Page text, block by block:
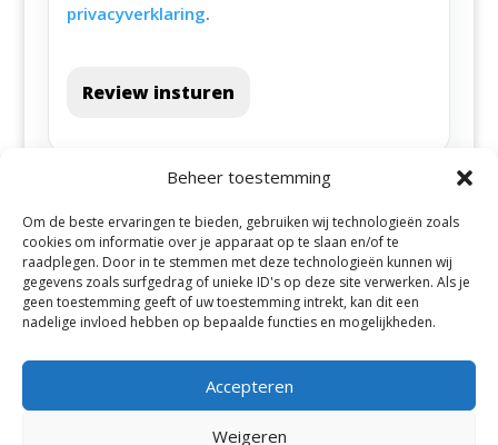
Beheer toestemming
Om de beste ervaringen te bieden, gebruiken wij technologieën zoals
cookies om informatie over je apparaat op te slaan en/of te
raadplegen. Door in te stemmen met deze technologieën kunnen wij
gegevens zoals surfgedrag of unieke ID's op deze site verwerken. Als je
geen toestemming geeft of uw toestemming intrekt, kan dit een
nadelige invloed hebben op bepaalde functies en mogelijkheden.
Accepteren
Weigeren
privacyverklaring.
Review insturen
Alle steden